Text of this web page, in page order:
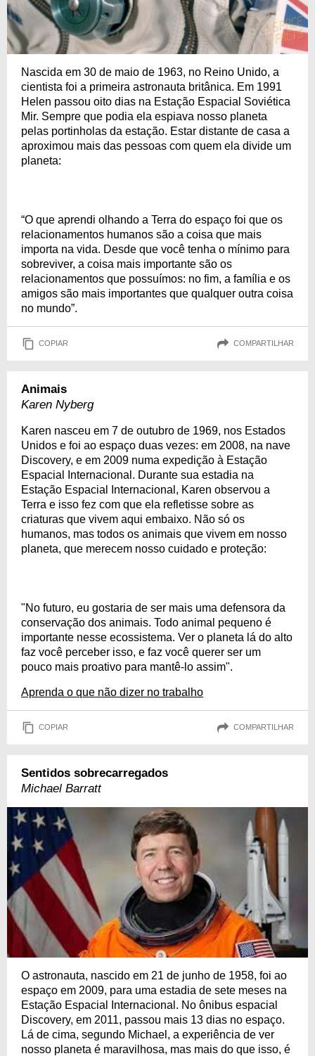
Nascida em 30 de maio de 1963, no Reino Unido, a
cientista foi a primeira astronauta britânica. Em 1991
Helen passou oito dias na Estação Espacial Soviética
Mir. Sempre que podia ela espiava nosso planeta
pelas portinholas da estação. Estar distante de casa a
aproximou mais das pessoas com quem ela divide um
planeta:
“O que aprendi olhando a Terra do espaço foi que os
relacionamentos humanos são a coisa que mais
importa na vida. Desde que você tenha o mínimo para
sobreviver, a coisa mais importante são os
relacionamentos que possuímos: no fim, a família e os
amigos são mais importantes que qualquer outra coisa
no mundo”.
COPIAR COMPARTILHAR
Animais
Karen Nyberg
Karen nasceu em 7 de outubro de 1969, nos Estados
Unidos e foi ao espaço duas vezes: em 2008, na nave
Discovery, e em 2009 numa expedição à Estação
Espacial Internacional. Durante sua estadia na
Estação Espacial Internacional, Karen observou a
Terra e isso fez com que ela refletisse sobre as
criaturas que vivem aqui embaixo. Não só os
humanos, mas todos os animais que vivem em nosso
planeta, que merecem nosso cuidado e proteção:
"No futuro, eu gostaria de ser mais uma defensora da
conservação dos animais. Todo animal pequeno é
importante nesse ecossistema. Ver o planeta lá do alto
faz você perceber isso, e faz você querer ser um
pouco mais proativo para mantê-lo assim".
Aprenda o que não dizer no trabalho
COPIAR COMPARTILHAR
Sentidos sobrecarregados
Michael Barratt
O astronauta, nascido em 21 de junho de 1958, foi ao
espaço em 2009, para uma estadia de sete meses na
Estação Espacial Internacional. No ônibus espacial
Discovery, em 2011, passou mais 13 dias no espaço.
Lá de cima, segundo Michael, a experiência de ver
nosso planeta é maravilhosa, mas mais do que isso, é